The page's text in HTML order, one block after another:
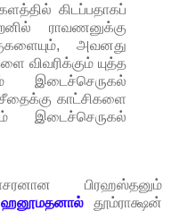
கிடப்பதாகப்
ராவணனுக்கு
அவனது
விவரிக்கும் யுத்த
காட்சிகளை
இடைச்செருகல்
பிரஹஸ்தனும்
ஹனூமதனால்தூம்ராக்ஷன்